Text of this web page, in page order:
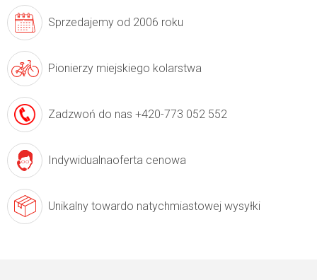
Sprzedajemy od 2006 roku
Pionierzy miejskiego kolarstwa
Zadzwoń do nas +420-773 052 552
Indywidualnaoferta cenowa
Unikalny towardo natychmiastowej wysyłki